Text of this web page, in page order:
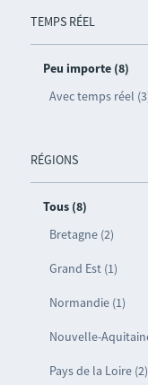
TEMPS RÉEL
Peu importe (8)
Avec temps réel
RÉGIONS
Tous (8)
Bretagne (2)
Grand Est (1)
Normandie (1)
Nouvelle-
Pays de la Loire (2)